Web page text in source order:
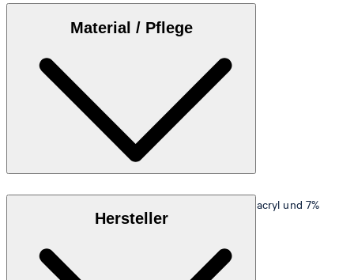
Material / Pflege
Extraweicher Fleece aus 58% Baumwolle, 35% Polyacryl und 7%
Hersteller